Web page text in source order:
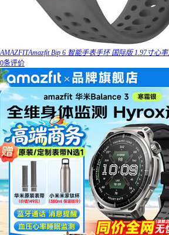
AMAZFITAmazfit Bip 6 智能手表手环 国际版 1.97寸心
0条评价